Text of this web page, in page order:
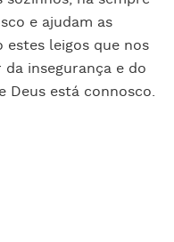
e ajudam as
estes leigos que nos
insegurança e do
Deus está connosco.